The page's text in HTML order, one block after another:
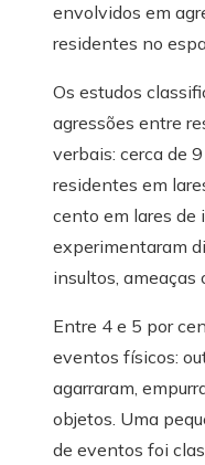
envolvidos em
residentes no
Os estudos
agressões entre
verbais: cerca de
residentes em
cento em lares de
experimentaram
insultos, ameaças
Entre 4 e 5 por
eventos físicos:
agarraram,
objetos. Uma
de eventos foi